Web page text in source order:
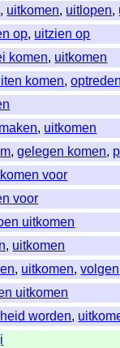
, uitkomen, uitlopen,
op, uitzien op
komen, uitkomen
komen,
, uitkomen
,gelegen komen,
voor
voor
uitkomen
, uitkomen
, uitkomen,volgen
uitkomen
worden,